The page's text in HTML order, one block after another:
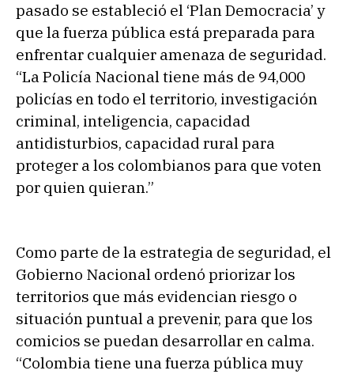
pasado se estableció el ‘Plan Democracia’ y
que la fuerza pública está preparada para
enfrentar cualquier amenaza de seguridad.
“La Policía Nacional tiene más de 94,000
policías en todo el territorio, investigación
criminal, inteligencia, capacidad
antidisturbios, capacidad rural para
proteger a los colombianos para que voten
por quien quieran.”
Como parte de la estrategia de seguridad, el
Gobierno Nacional ordenó priorizar los
territorios que más evidencian riesgo o
situación puntual a prevenir, para que los
comicios se puedan desarrollar en calma.
“Colombia tiene una fuerza pública muy